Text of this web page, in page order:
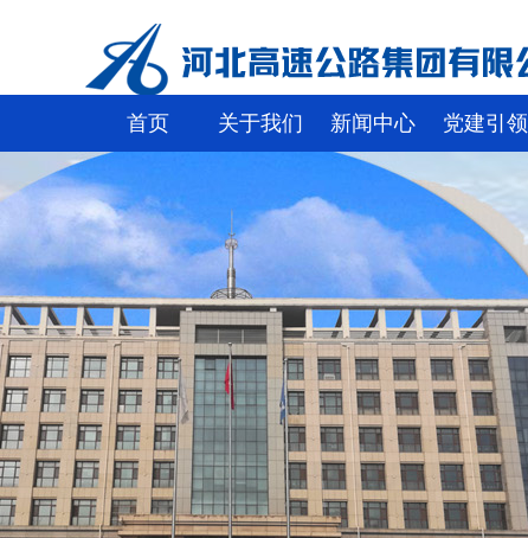
首页 关于我们 新闻中心 党建引领